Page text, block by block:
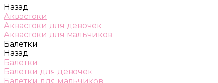
Назад
Аквастоки
Аквастоки для девочек
Аквастоки для мальчиков
Балетки
Назад
Балетки
Балетки для девочек
Балетки для мальчиков